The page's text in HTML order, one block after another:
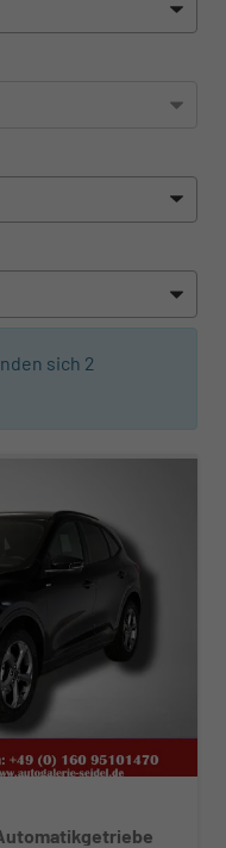
sich 2